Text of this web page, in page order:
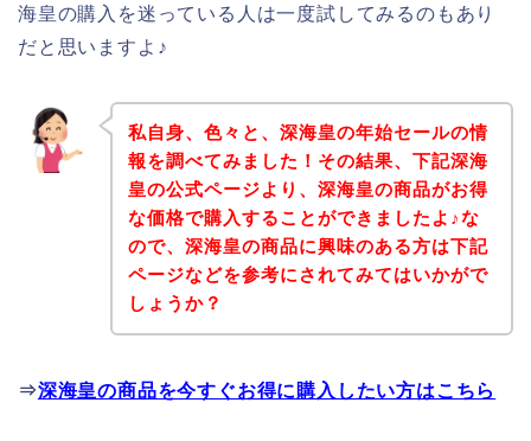
海皇の購入を迷っている人は一度試してみるのもあり
だと思いますよ♪
私自身、色々と、深海皇の年始セールの情
報を調べてみました！その結果、下記深海
皇の公式ページより、深海皇の商品がお得
な価格で購入することができましたよ♪な
ので、深海皇の商品に興味のある方は下記
ページなどを参考にされてみてはいかがで
しょうか？
⇒深海皇の商品を今すぐお得に購入したい方はこちら